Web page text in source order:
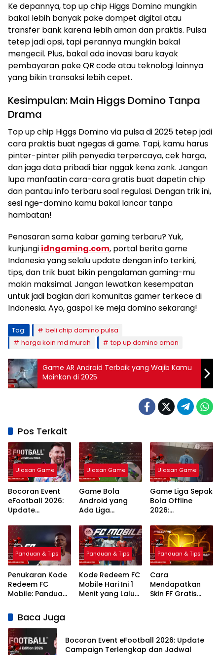
Ke depannya, top up chip Higgs Domino mungkin
bakal lebih banyak pake dompet digital atau
transfer bank karena lebih aman dan praktis. Pulsa
tetep jadi opsi, tapi perannya mungkin bakal
mengecil. Plus, bakal ada inovasi baru kayak
pembayaran pake QR code atau teknologi lainnya
yang bikin transaksi lebih cepet.
Kesimpulan: Main Higgs Domino Tanpa
Drama
Top up chip Higgs Domino via pulsa di 2025 tetep jadi
cara praktis buat ngegas di game. Tapi, kamu harus
pinter-pinter pilih penyedia terpercaya, cek harga,
dan jaga data pribadi biar nggak kena zonk. Jangan
lupa manfaatin cara-cara gratis buat dapetin chip
dan pantau info terbaru soal regulasi. Dengan trik ini,
sesi nge-domino kamu bakal lancar tanpa
hambatan!
Penasaran sama kabar gaming terbaru? Yuk,
kunjungi idngaming.com, portal berita game
Indonesia yang selalu update dengan info terkini,
tips, dan trik buat bikin pengalaman gaming-mu
makin maksimal. Jangan lewatkan kesempatan
untuk jadi bagian dari komunitas gamer terkece di
Indonesia. Ayo, gaspol ke meja domino sekarang!
Tag:
beli chip domino pulsa
harga koin md murah
top up domino aman
Game AR Android Terbaik yang Wajib Kamu
Mainkan di 2025
Pos Terkait
Ulasan Game
Bocoran Event
eFootball 2026:
Update
Terlengkap dan
Jadwal
Ulasan Game
Game Bola
Android yang
Ada Liga
Pilihan Terbaik
Ulasan Game
Game Liga Sepak
Bola Offline
2026:
Terbaik Grafik
Realistis
Panduan & Tips
Penukaran Kode
Redeem FC
Mobile: Panduan
2026
Panduan & Tips
Kode Redeem FC
Mobile Hari Ini 1
Menit yang Lalu
Panduan & Tips
Cara
Mendapatkan
Skin FF Gratis
Baca Juga
Bocoran Event eFootball 2026: Update
Campaign Terlengkap dan Jadwal